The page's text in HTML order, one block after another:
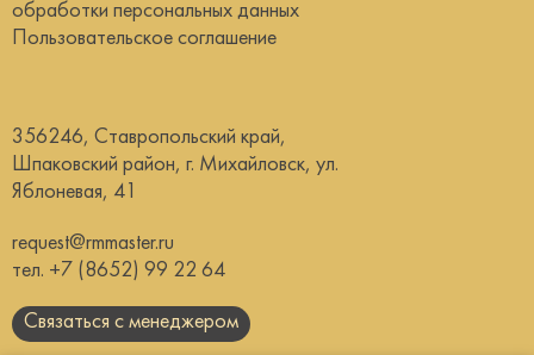
обработки персональных данных
Пользовательское соглашение
356246, Ставропольский край,
Шпаковский район, г. Михайловск, ул.
Яблоневая, 41
request@rmmaster.ru
тел. +7 (8652) 99 22 64
Связаться с менеджером